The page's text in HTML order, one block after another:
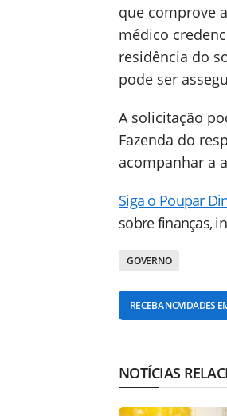
que comprove
médico
residência do
pode ser
A solicitação
Fazenda do
acompanhar a
Siga o Poupar
sobre finanças,
GOVERNO
RECEBA NOVIDADES
NOTÍCIAS